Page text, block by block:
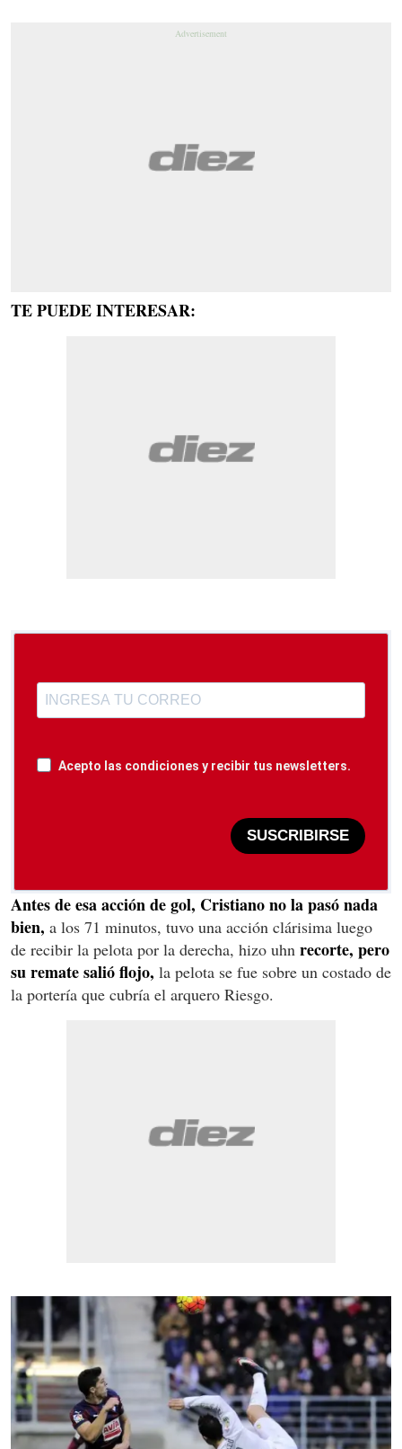
TE PUEDE INTERESAR:
Acepto las condiciones y recibir tus newsletters.
SUSCRIBIRSE
Antes de esa acción de gol, Cristiano no la pasó nada
bien, a los 71 minutos, tuvo una acción clárisima luego
de recibir la pelota por la derecha, hizo uhn recorte, pero
su remate salió flojo, la pelota se fue sobre un costado de
la portería que cubría el arquero Riesgo.